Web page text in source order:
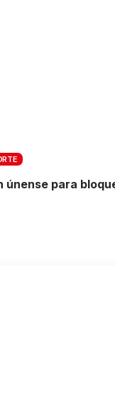
únense para